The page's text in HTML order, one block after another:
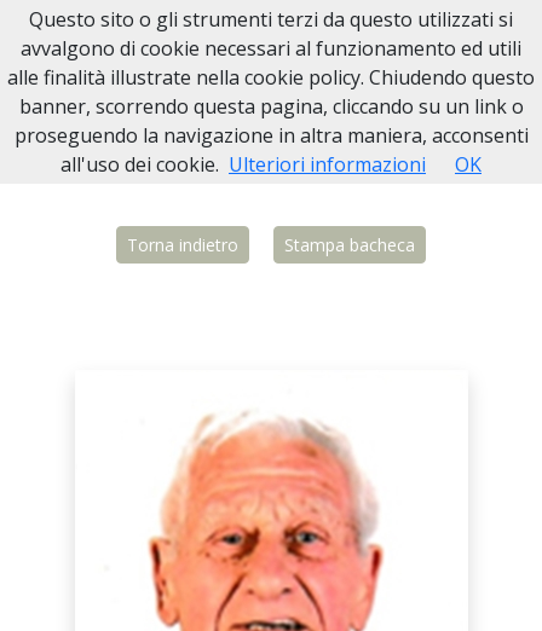
Necrologi Biella
Home Italia BI Candelo Primino Siviero
Torna indietro Stampa bacheca
Questo sito o gli strumenti terzi da questo utilizzati si
avvalgono di cookie necessari al funzionamento ed utili
alle finalità illustrate nella cookie policy. Chiudendo questo
banner, scorrendo questa pagina, cliccando su un link o
proseguendo la navigazione in altra maniera, acconsenti
all'uso dei cookie. Ulteriori informazioni OK